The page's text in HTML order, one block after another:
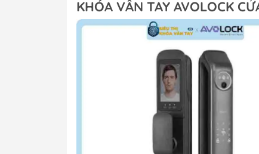
KHÓA VÂN TAY AVOLOCK